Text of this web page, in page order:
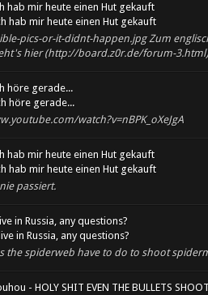
hab mir heute einen Hut gekauft
hab mir heute einen Hut gekauft
pics-or-it-didnt-happen.jpg Zum
hier (http://board.z0r.de/forum-
höre gerade...
höre gerade...
watch?v=nBPK_oXeJgA
hab mir heute einen Hut gekauft
hab mir heute einen Hut gekauft
passiert.
in Russia, any questions?
in Russia, any questions?
the spiderweb have to do to shoot
- HOLY SHIT EVEN THE BULLETS